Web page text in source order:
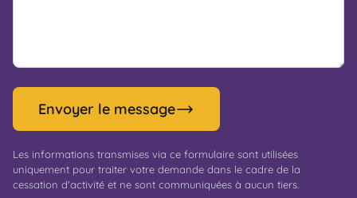
Envoyer le message
Les informations transmises via ce formulaire sont utilisées
uniquement pour traiter votre demande dans le cadre de la
cessation d'activité et ne sont communiquées à aucun tiers.